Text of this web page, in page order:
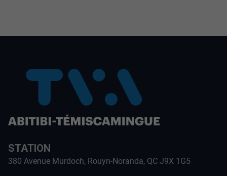
STATION
380 Avenue Murdoch, Rouyn-Noranda, QC J9X 1G5